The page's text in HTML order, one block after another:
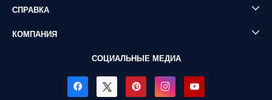
СПРАВКА
КОМПАНИЯ
СОЦИАЛЬНЫЕ МЕДИА